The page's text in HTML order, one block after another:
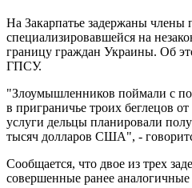
На Закарпатье задержаны члены
специализировавшейся на
границу граждан Украины. Об
ГПСУ.
"Злоумышленников поймали с
в приграничье троих беглецов
услуги дельцы планировали
тысяч долларов США", -
Сообщается, что двое из трех
совершенные ранее